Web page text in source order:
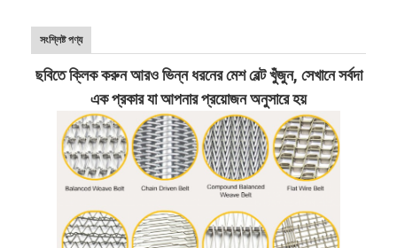
সংশ্লিষ্ট পণ্য
ছবিতে ক্লিক করুন আরও ভিন্ন ধরনের মেশ বেল্ট খুঁজুন, সেখানে সর্বদা
এক প্রকার যা আপনার প্রয়োজন অনুসারে হয়